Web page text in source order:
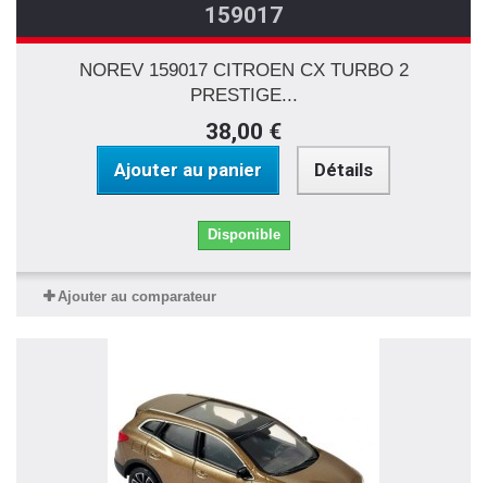
159017
NOREV 159017 CITROEN CX TURBO 2
PRESTIGE...
38,00 €
Ajouter au panier Détails
Disponible
Ajouter au comparateur